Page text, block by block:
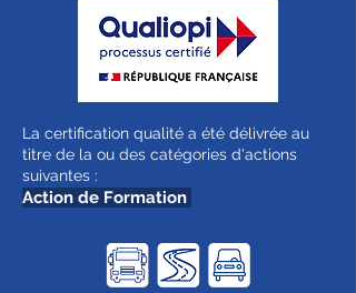
La certification qualité a été délivrée au
titre de la ou des catégories d'actions
suivantes :
Action de Formation